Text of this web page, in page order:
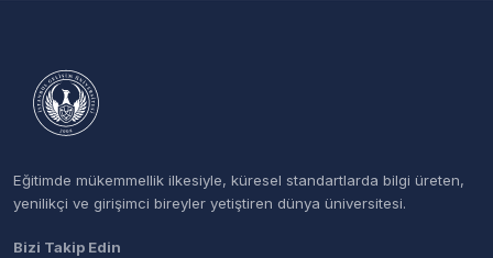
Eğitimde mükemmellik ilkesiyle, küresel standartlarda bilgi üreten,
yenilikçi ve girişimci bireyler yetiştiren dünya üniversitesi.
Bizi Takip Edin